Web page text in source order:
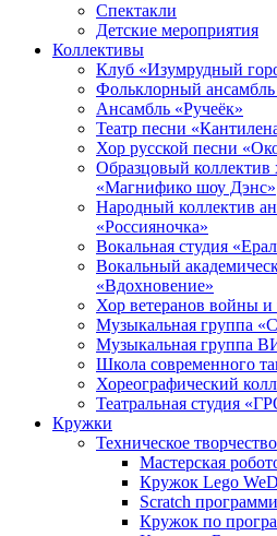
Спектакли
Детские мероприятия
Коллективы
Клуб «Изумрудный
Фольклорный
Ансамбль «Ручеёк»
Театр песни
Хор русской песни
Образцовый коллектив
«Магнифико шоу Дэнс»
Народный коллектив
«Россияночка»
Вокальная студия
Вокальный
«Вдохновение»
Хор ветеранов войны и
Музыкальная группа
Музыкальная группа
Школа современного
Хореографический
Театральная студия
Кружки
Техническое творчество
Мастерская
Кружок Lego
Scratch
Кружок по